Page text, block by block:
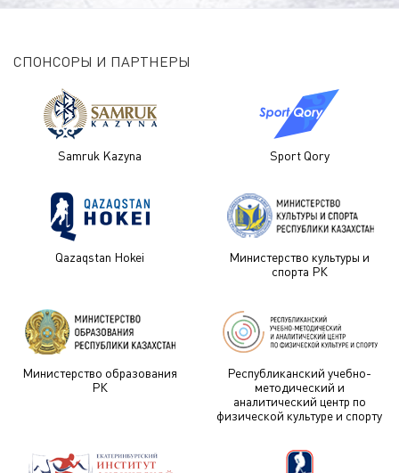
СПОНСОРЫ И ПАРТНЕРЫ
Samruk Kazyna Sport Qory
Qazaqstan Hokei
Министерство культуры и
спорта РК
Министерство образования
РК
Республиканский учебно-
методический и
аналитический центр по
физической культуре и спорту